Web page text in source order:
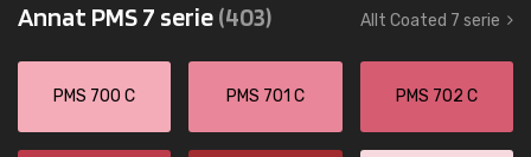
Annat PMS 7 serie(403) Allt Coated 7 serie
PMS 700 C PMS 701 C PMS 702 C